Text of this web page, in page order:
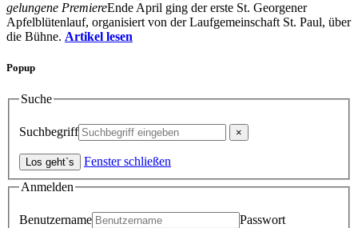
gelungene PremiereEnde April ging der erste St. Georgener
Apfelblütenlauf, organisiert von der Laufgemeinschaft St. Paul, über
die Bühne. Artikel lesen
Popup
Suche
Suchbegriff
Fenster schließen
Anmelden
Benutzername
Passwort